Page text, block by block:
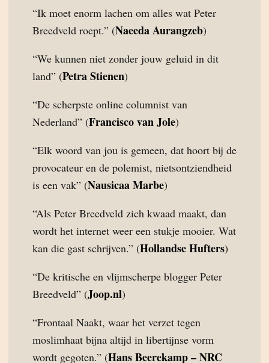
“Ik moet enorm lachen om alles wat Peter
Breedveld roept.” (Naeeda Aurangzeb)
“We kunnen niet zonder jouw geluid in dit
land” (Petra Stienen)
“De scherpste online columnist van
Nederland” (Francisco van Jole)
“Elk woord van jou is gemeen, dat hoort bij de
provocateur en de polemist, nietsontziendheid
is een vak” (Nausicaa Marbe)
“Als Peter Breedveld zich kwaad maakt, dan
wordt het internet weer een stukje mooier. Wat
kan die gast schrijven.” (Hollandse Hufters)
“De kritische en vlijmscherpe blogger Peter
Breedveld” (Joop.nl)
“Frontaal Naakt, waar het verzet tegen
moslimhaat bijna altijd in libertijnse vorm
wordt gegoten.” (Hans Beerekamp – NRC